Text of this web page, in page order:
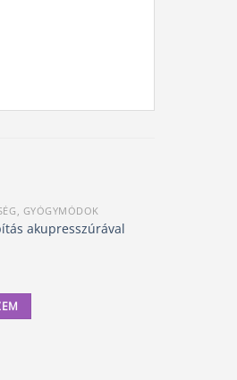
GYÓGYMÓDOK
akupresszúrával